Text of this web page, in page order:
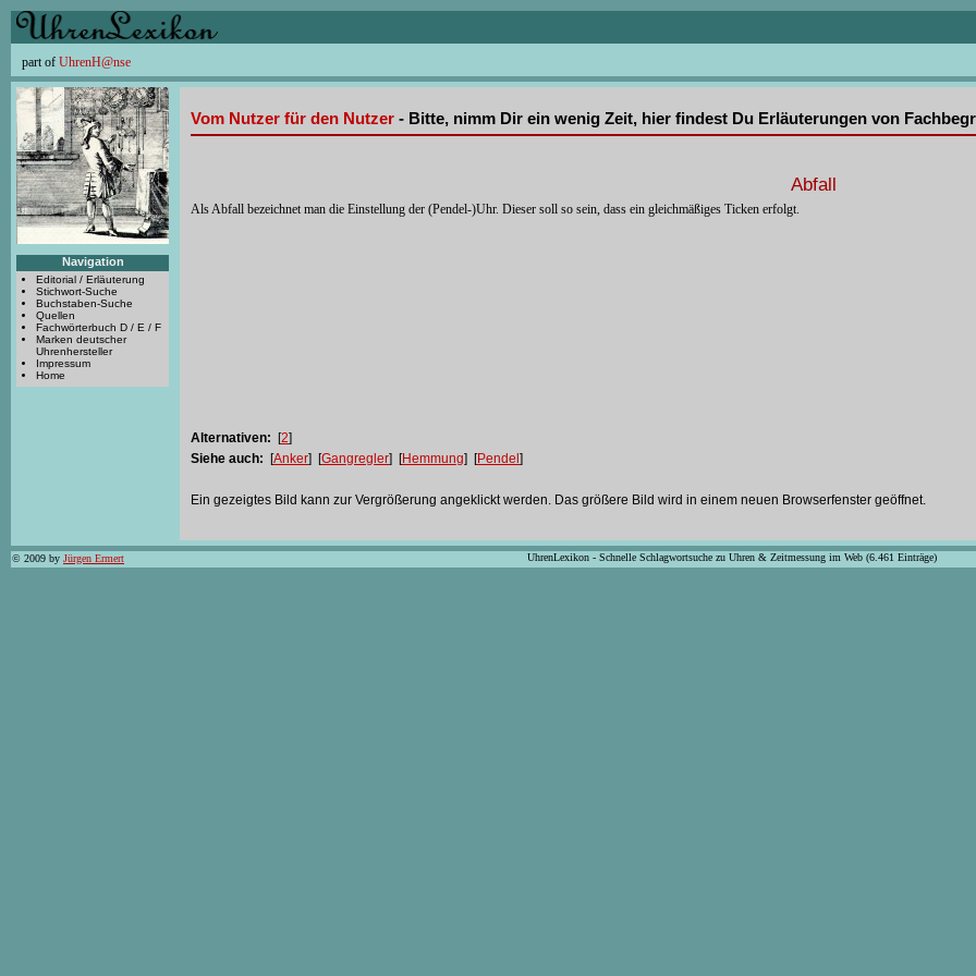
part of UhrenH@nse
Navigation
Editorial / Erläuterung
Stichwort-Suche
Buchstaben-Suche
Quellen
Fachwörterbuch D / E / F
Marken deutscher
Uhrenhersteller
Impressum
Home
Vom Nutzer für den Nutzer - Bitte, nimm Dir ein wenig Zeit, hier findest Du Erläuterungen von
Abfall
Als Abfall bezeichnet man die Einstellung der (Pendel-)Uhr. Dieser soll so sein, dass ein gleichmäßiges Ticken erfolgt.
Alternativen: [2]
Siehe auch: [Anker] [Gangregler] [Hemmung] [Pendel ]
Ein gezeigtes Bild kann zur Vergrößerung angeklickt werden. Das größere Bild wird in einem neuen Browserfenster geöffnet.
© 2009 by Jürgen Ermert UhrenLexikon - Schnelle Schlagwortsuche zu Uhren & Zeitmessung im Web (6.461 Einträge)